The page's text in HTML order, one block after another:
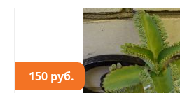
150 руб.